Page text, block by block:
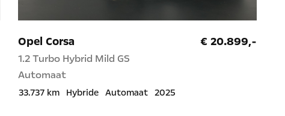
Opel Corsa
1.2 Turbo Hybrid Mild GS
Automaat
€ 20.899,-
33.737 km Hybride Automaat 2025